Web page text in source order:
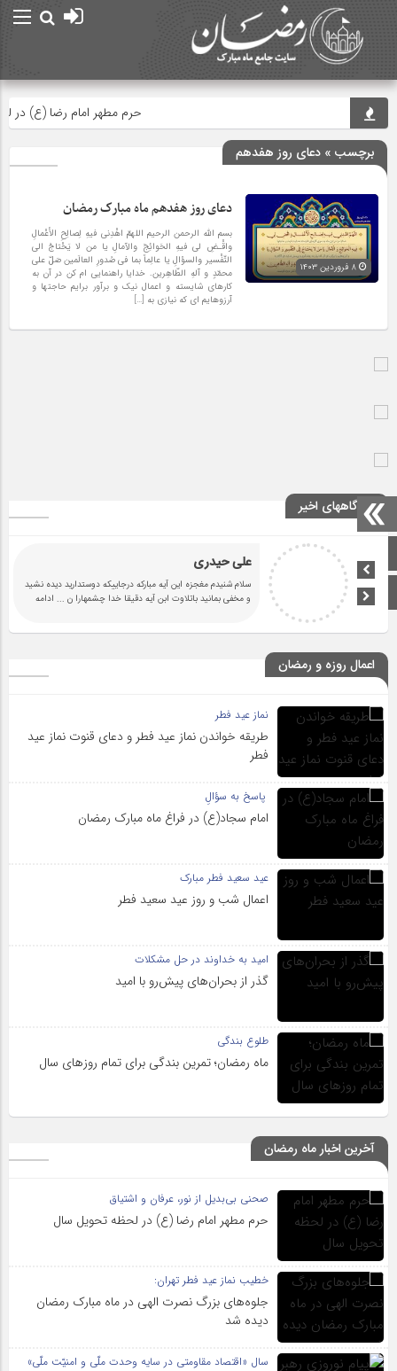
صفحه اصلی
اینستاگرام
حرم مطهر امام رضا (ع) در
برچسب » دعای روز هفدهم
دعای روز هفدهم ماه مبارک رمضان
بسم الله الرحمن الرحیم اللهمّ اهْدِنی فیهِ لِصالِحِ الأعْمالِ
واقْـضِ لی فیهِ الحَوائِجَ والآمالِ یا من لا یَحْتاجُ الى
التّفْسیر والسؤالِ یا عالِماً بما فی صُدورِ العالَمین صَلّ على
محمّدٍ و آلهِ الطّاهِرین. خدایا راهنمایی ام کن در آن به
کارهاى شایسته و اعمال نیک و برآور برایم حاجتها و
آرزوهایم اى که نیازى به […]
دیدگاههای اخیر
علی حیدری
سلام شنیدم مغجزه این آیه مبارکه درجاییکه دوستدارید دیده نشید
و مخفی بمانید باتلاوت ابن آیه دقیقا خدا چشمهارا ن ... ادامه
اعمال روزه و رمضان
نماز عید فطر
طریقه خواندن نماز عید فطر و دعای قنوت نماز عید
فطر
پاسخ به سؤالِ
امام سجاد(ع) در فراغ ماه مبارک رمضان
عید سعید فطر مبارک
اعمال شب و روز عید سعید فطر
امید به خداوند در حل مشکلات
گذر از بحران‌های پیش‌رو با امید
طلوع بندگی
ماه رمضان؛ تمرین بندگی برای تمام روزهای سال
آخرین اخبار ماه رمضان
صحنی بی‌بدیل از نور، عرفان و اشتیاق
حرم مطهر امام رضا (ع) در لحظه تحویل سال
خطیب نماز عید فطر تهران:
جلوه‌های بزرگ نصرت الهی در ماه مبارک رمضان
دیده شد
سال «اقتصاد مقاومتی در سایه وحدت ملّی و امنیّت ملّی»